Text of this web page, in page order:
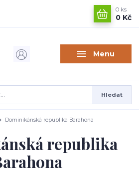
Menu
Hledat
0 ks
0 Kč
Dominikánská republika Barahona
republika